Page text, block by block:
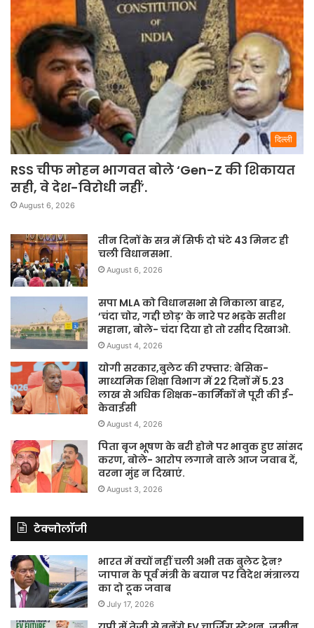
दिल्ली
RSS चीफ मोहन भागवत बोले ‘Gen-Z की शिकायत
सही, वे देश-विरोधी नहीं’.
August 6, 2026
तीन दिनों के सत्र में सिर्फ दो घंटे 43 मिनट ही
चली विधानसभा.
August 6, 2026
सपा MLA को विधानसभा से निकाला बाहर,
‘चंदा चोर, गद्दी छोड़’ के नारे पर भड़के सतीश
महाना, बोले- चंदा दिया हो तो रसीद दिखाओ.
August 4, 2026
योगी सरकार,बुलेट की रफ्तार: बेसिक-
माध्यमिक शिक्षा विभाग में 22 दिनों में 5.23
लाख से अधिक शिक्षक-कार्मिकों ने पूरी की ई-
केवाईसी
August 4, 2026
पिता बृज भूषण के बरी होने पर भावुक हुए सांसद
करण, बोले- आरोप लगाने वाले आज जवाब दें,
वरना मुंह न दिखाएं.
August 3, 2026
टेक्नोलॉजी
भारत में क्यों नहीं चली अभी तक बुलेट ट्रेन?
जापान के पूर्व मंत्री के बयान पर विदेश मंत्रालय
का दो टूक जवाब
July 17, 2026